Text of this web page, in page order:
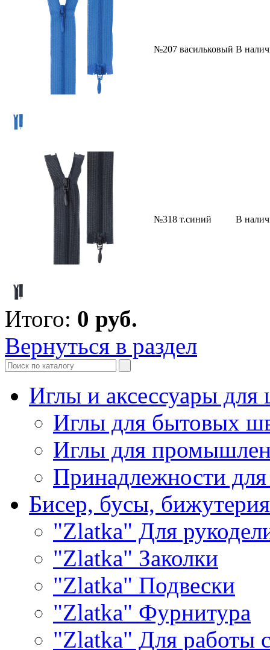
№207 васильковый В
№318 т.синий В
Итого: 0 руб.
Вернуться в раздел
Иглы и аксессуары
Иглы для бытовых
Иглы для
Принадлежности
Бисер, бусы, бижутерия
"Zlatka" Для
"Zlatka" Заколки
"Zlatka" Подвески
"Zlatka" Фурнитура
"Zlatka" Для работы